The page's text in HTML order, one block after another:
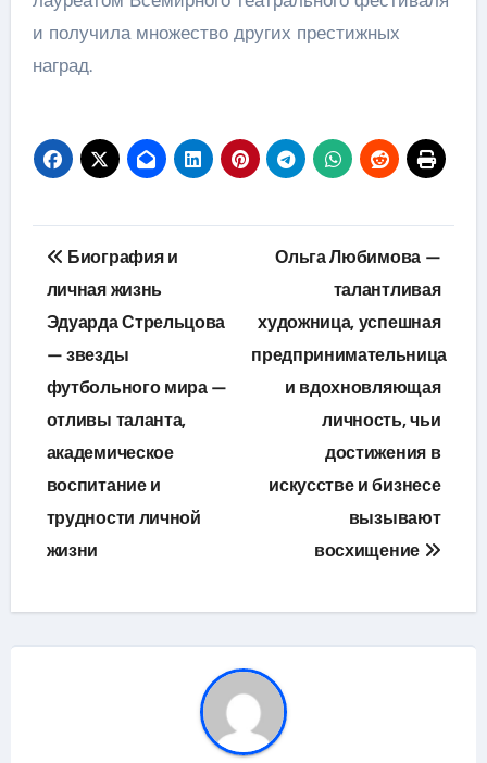
и получила множество других престижных
наград.
Навигация
по
записям
Биография и
личная жизнь
Эдуарда Стрельцова
— звезды
футбольного мира —
отливы таланта,
академическое
воспитание и
трудности личной
жизни
Ольга Любимова —
талантливая
художница, успешная
предпринимательница
и вдохновляющая
личность, чьи
достижения в
искусстве и бизнесе
вызывают
восхищение